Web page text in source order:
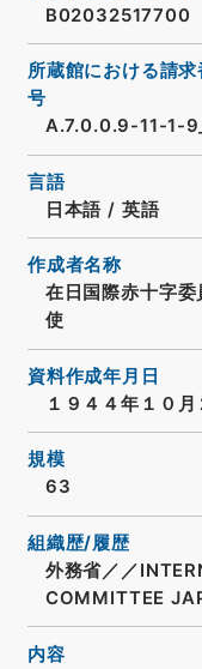
B02032517700
所蔵館における請求
号
A.7.0.0.9-11-1-
言語
日本語 / 英語
作成者名称
在日国際赤十字
使
資料作成年月日
１９４４年１０
規模
63
組織歴/履歴
外務省／／
COMMITTEE
内容